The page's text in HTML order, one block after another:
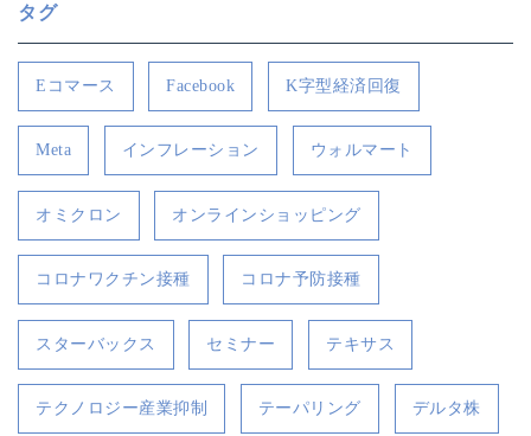
タグ
Eコマース Facebook K字型経済回復
Meta インフレーション ウォルマート
オミクロン オンラインショッピング
コロナワクチン接種 コロナ予防接種
スターバックス セミナー テキサス
テクノロジー産業抑制 テーパリング デルタ株